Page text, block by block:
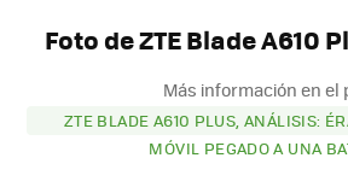
Foto de ZTE Blade A610
Más información en el
ZTE BLADE A610 PLUS, ANÁLISIS:
MÓVIL PEGADO A UNA